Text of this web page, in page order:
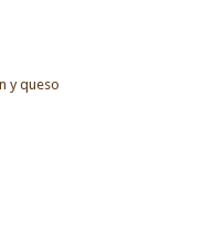
y queso